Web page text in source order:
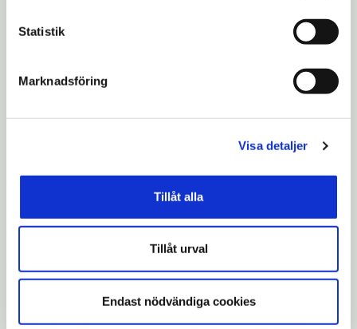
Statistik
Marknadsföring
Visa detaljer
Tillåt alla
Tillåt urval
Endast nödvändiga cookies